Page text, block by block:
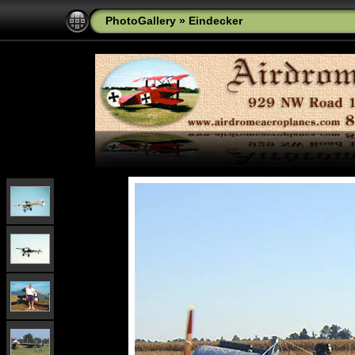
PhotoGallery » Eindecker